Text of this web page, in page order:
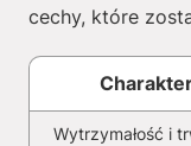
cechy, które
Wytrzymałość i